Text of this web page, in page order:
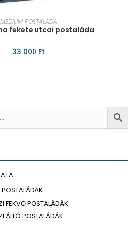
KOSÁRBA TESZEM
MEDIUM POSTALÁDA
fekete utcai postaláda
33 000 Ft
POSTALÁDÁK
FEKVŐ POSTALÁDÁK
ÁLLÓ POSTALÁDÁK